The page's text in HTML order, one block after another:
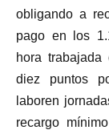
obligando a
pago en los
hora
diez puntos
laboren
recargo